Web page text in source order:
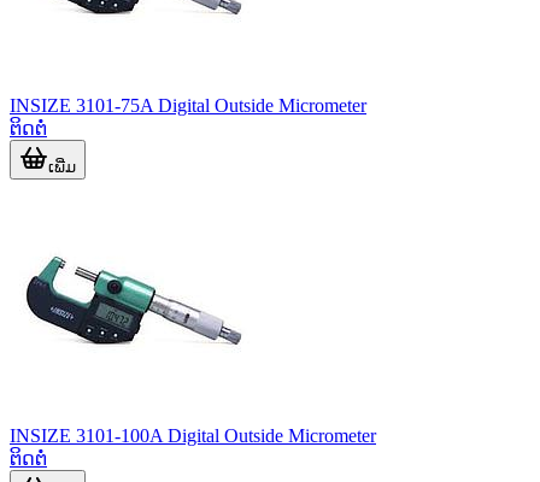
INSIZE 3101-75A Digital Outside Micrometer
ຕິດຕໍ່
ເພີ່ມ
INSIZE 3101-100A Digital Outside Micrometer
ຕິດຕໍ່